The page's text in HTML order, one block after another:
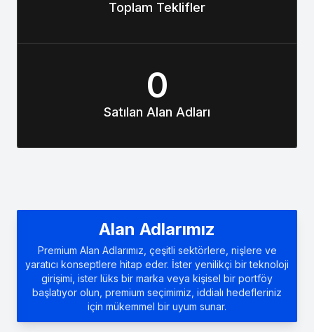
Toplam Teklifler
0
Satılan Alan Adları
Alan Adlarımız
Premium Alan Adlarımız, çeşitli sektörlere, nişlere ve
yaratıcı konseptlere hitap eder. İster yenilikçi bir teknoloji
girişimi, ister lüks bir marka veya kişisel bir portföy
başlatıyor olun, premium seçimimiz, iddialı hedefleriniz
için mükemmel bir uyum sunar.